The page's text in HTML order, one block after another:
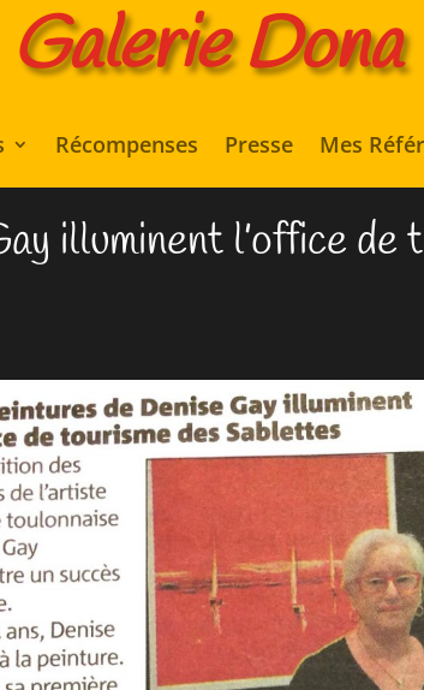
Galerie Dona
Récompenses Presse Mes
illuminent l’office